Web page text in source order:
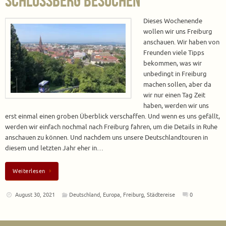
Dieses Wochenende
wollen wir uns Freiburg
anschauen. Wir haben von
Freunden viele Tipps
bekommen, was wir
unbedingt in Freiburg
machen sollen, aber da
wir nur einen Tag Zeit
haben, werden wir uns
erst einmal einen groben Überblick verschaffen. Und wenn es uns gefällt,
werden wir einfach nochmal nach Freiburg fahren, um die Details in Ruhe
anschauen zu können. Und nachdem uns unsere Deutschlandtouren in
diesem und letzten Jahr eher in…
Weiterlesen
August 30, 2021 Deutschland, Europa, Freiburg,Städtereise 0